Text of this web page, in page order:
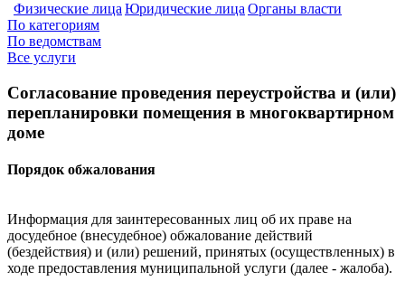
Физические лица Юридические лица Органы власти
По категориям
По ведомствам
Все услуги
Согласование проведения переустройства и (или)
перепланировки помещения в многоквартирном
доме
Порядок обжалования
Информация для заинтересованных лиц об их праве на
досудебное (внесудебное) обжалование действий
(бездействия) и (или) решений, принятых (осуществленных) в
ходе предоставления муниципальной услуги (далее - жалоба).